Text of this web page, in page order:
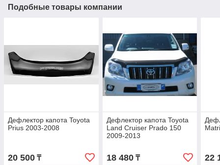
Подобные товары компании
Дефлектор капота Toyota
Prius 2003-2008
20 500 ₸
Дефлектор капота Toyota
Land Cruiser Prado 150
2009-2013
18 480₸ 22